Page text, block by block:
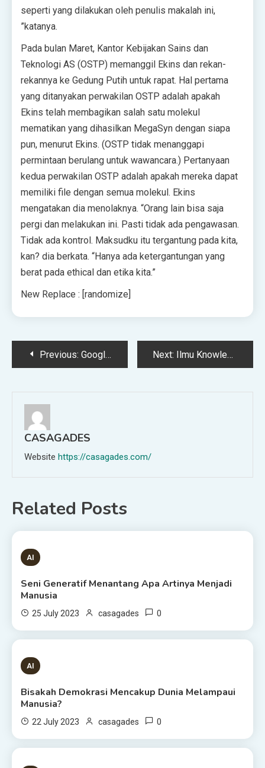
seperti yang dilakukan oleh penulis makalah ini,
”katanya.
Pada bulan Maret, Kantor Kebijakan Sains dan
Teknologi AS (OSTP) memanggil Ekins dan rekan-
rekannya ke Gedung Putih untuk rapat. Hal pertama
yang ditanyakan perwakilan OSTP adalah apakah
Ekins telah membagikan salah satu molekul
mematikan yang dihasilkan MegaSyn dengan siapa
pun, menurut Ekins. (OSTP tidak menanggapi
permintaan berulang untuk wawancara.) Pertanyaan
kedua perwakilan OSTP adalah apakah mereka dapat
memiliki file dengan semua molekul. Ekins
mengatakan dia menolaknya. “Orang lain bisa saja
pergi dan melakukan ini. Pasti tidak ada pengawasan.
Tidak ada kontrol. Maksudku itu tergantung pada kita,
kan? dia berkata. “Hanya ada ketergantungan yang
berat pada ethical dan etika kita.”
New Replace : [randomize]
PostPrevious: Google Memiliki Rencana untuk Menghentikan AI Barunya Dari Menjadi Kotor dan Kasar Next: Ilmu Knowledge: Di Garis Depan Memerangi Perubahan Iklim
CASAGADES
Website https://casagades.com/
Related Posts
1 MIN READ
AI
Seni Generatif Menantang Apa Artinya Menjadi
Manusia
25 July 2023 casagades 0
1 MIN READ
AI
Bisakah Demokrasi Mencakup Dunia Melampaui
Manusia?
22 July 2023 casagades 0